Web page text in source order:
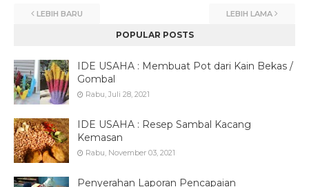
LEBIH BARU LEBIH LAMA
POPULAR POSTS
IDE USAHA : Membuat Pot dari Kain Bekas /
Gombal
Rabu, Juli 28, 2021
IDE USAHA : Resep Sambal Kacang
Kemasan
Rabu, November 03, 2021
Penyerahan Laporan Pencapaian